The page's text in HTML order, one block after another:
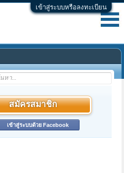
เข้าสู่ระบบหรือลงทะเบียน
สมัครสมาชิก
เข้าสู่ระบบด้วย Facebook